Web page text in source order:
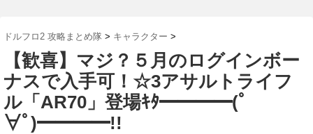
ドルフロ2 攻略まとめ隊 > キャラクター >
【歓喜】マジ？５月のログインボー
ナスで入手可！☆3アサルトライフ
ル「AR70」登場ｷﾀ━━━━(ﾟ
∀ﾟ)━━━━!!